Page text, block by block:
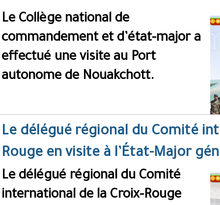
Le Collège national de
commandement et d’état-major a
effectué une visite au Port
autonome de Nouakchott.
Le délégué régional du Comité
Rouge en visite à l’État-Major
Le délégué régional du Comité
international de la Croix-Rouge